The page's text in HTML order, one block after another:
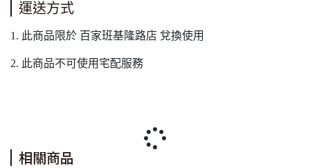
運送方式
1. 此商品限於 百家班基隆路店 兌換使用
2. 此商品不可使用宅配服務
相關商品